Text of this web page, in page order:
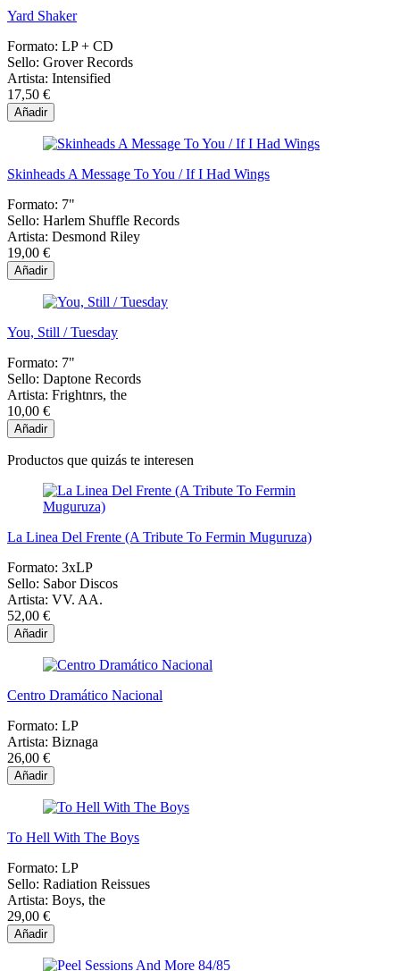
Yard Shaker
Formato: LP + CD
Sello: Grover Records
Artista: Intensified
17,50 €
Añadir
Skinheads A Message To You / If I Had Wings
Formato: 7"
Sello: Harlem Shuffle Records
Artista: Desmond Riley
19,00 €
Añadir
You, Still / Tuesday
Formato: 7"
Sello: Daptone Records
Artista: Frightnrs, the
10,00 €
Añadir
Productos que quizás te interesen
La Linea Del Frente (A Tribute To Fermin Muguruza)
Formato: 3xLP
Sello: Sabor Discos
Artista: VV. AA.
52,00 €
Añadir
Centro Dramático Nacional
Formato: LP
Artista: Biznaga
26,00 €
Añadir
To Hell With The Boys
Formato: LP
Sello: Radiation Reissues
Artista: Boys, the
29,00 €
Añadir